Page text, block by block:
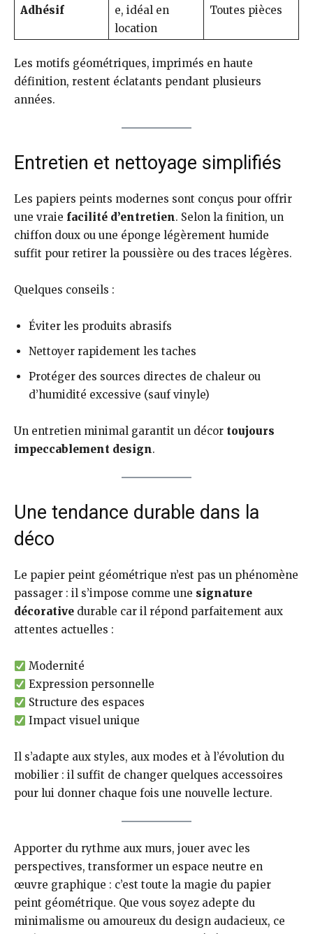
Adhésif
e, idéal en
location
Toutes pièces
Les motifs géométriques, imprimés en haute
définition, restent éclatants pendant plusieurs
années.
Entretien et nettoyage simplifiés
Les papiers peints modernes sont conçus pour offrir
une vraie facilité d’entretien. Selon la finition, un
chiffon doux ou une éponge légèrement humide
suffit pour retirer la poussière ou des traces légères.
Quelques conseils :
Éviter les produits abrasifs
Nettoyer rapidement les taches
Protéger des sources directes de chaleur ou
d’humidité excessive (sauf vinyle)
Un entretien minimal garantit un décor toujours
impeccablement design.
Une tendance durable dans la
déco
Le papier peint géométrique n’est pas un phénomène
passager : il s’impose comme une signature
décorative durable car il répond parfaitement aux
attentes actuelles :
Modernité
Expression personnelle
Structure des espaces
Impact visuel unique
Il s’adapte aux styles, aux modes et à l’évolution du
mobilier : il suffit de changer quelques accessoires
pour lui donner chaque fois une nouvelle lecture.
Apporter du rythme aux murs, jouer avec les
perspectives, transformer un espace neutre en
œuvre graphique : c’est toute la magie du papier
peint géométrique. Que vous soyez adepte du
minimalisme ou amoureux du design audacieux, ce